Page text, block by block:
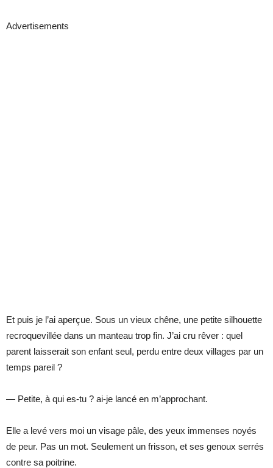
Advertisements
Et puis je l’ai aperçue. Sous un vieux chêne, une petite silhouette
recroquevillée dans un manteau trop fin. J’ai cru rêver : quel
parent laisserait son enfant seul, perdu entre deux villages par un
temps pareil ?
— Petite, à qui es-tu ? ai-je lancé en m’approchant.
Elle a levé vers moi un visage pâle, des yeux immenses noyés
de peur. Pas un mot. Seulement un frisson, et ses genoux serrés
contre sa poitrine.